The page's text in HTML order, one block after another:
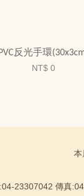
PVC反光手環
NT$ 0
本
23307042 傳真